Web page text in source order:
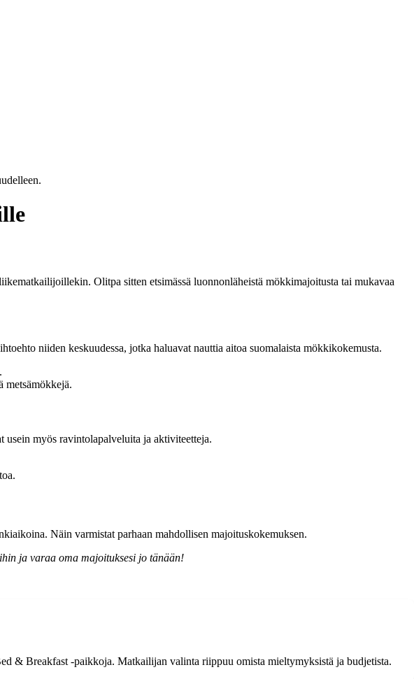
Olitpa sitten etsimässä luonnonläheistä mökkimajoitusta tai mukavaa
niiden keskuudessa, jotka haluavat nauttia aitoa suomalaista mökkikokemusta.
metsämökkejä.
myös ravintolapalveluita ja aktiviteetteja.
Näin varmistat parhaan mahdollisen majoituskokemuksen.
ja varaa oma majoituksesi jo tänään!
& Breakfast -paikkoja. Matkailijan valinta riippuu omista mieltymyksistä ja budjetista.